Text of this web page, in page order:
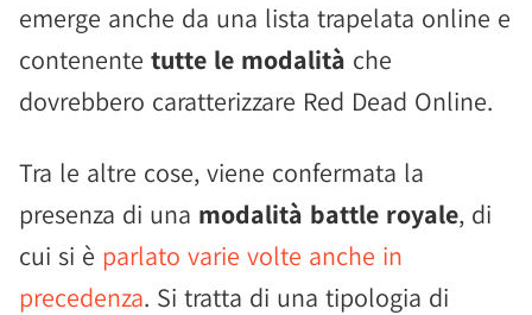
emerge anche da una lista trapelata online e
contenente tutte le modalità che
dovrebbero caratterizzare Red Dead Online.
Tra le altre cose, viene confermata la
presenza di una modalità battle royale, di
cui si è parlato varie volte anche in
precedenza. Si tratta di una tipologia di